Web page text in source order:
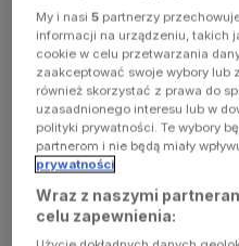
occurred
(see the
browser
console for
My i nasi5 partnerzy
informacji na urządzeniu, takich
cookie w celu przetwarzania
zaakceptować swoje wybory lub
również skorzystać z prawa do
uzasadnionego interesu lub w
polityki prywatności. Te wybory
partnerom i nie będą miały
prywatności
Wraz z naszymi
celu zapewnienia: